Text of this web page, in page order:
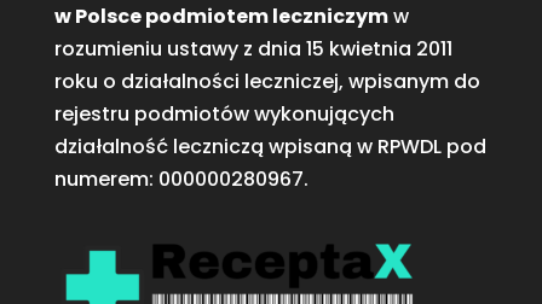
w Polsce podmiotem leczniczymw
rozumieniu ustawy z dnia 15 kwietnia 2011
roku o działalności leczniczej, wpisanym do
rejestru podmiotów wykonujących
działalność leczniczą wpisaną w RPWDL pod
numerem: 000000280967.